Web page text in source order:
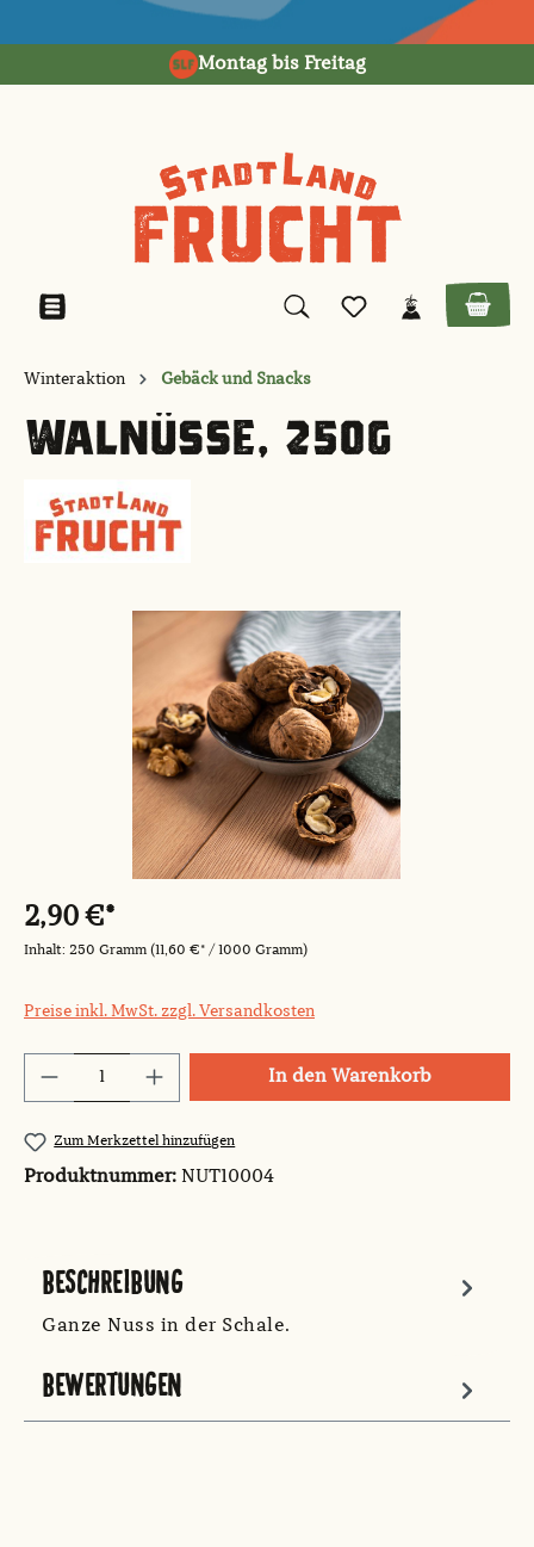
Montag bis Freitag
Winteraktion Gebäck und Snacks
WALNÜSSE, 250G
Bildergalerie überspringen
2,90 €*
Inhalt: 250 Gramm (11,60 €* / 1000 Gramm)
Preise inkl. MwSt. zzgl. Versandkosten
Produkt Anzahl: Gib den gewünschten
In den Warenkorb
Zum Merkzettel hinzufügen
Produktnummer: NUT10004
BESCHREIBUNG
Ganze Nuss in der Schale.
BEWERTUNGEN